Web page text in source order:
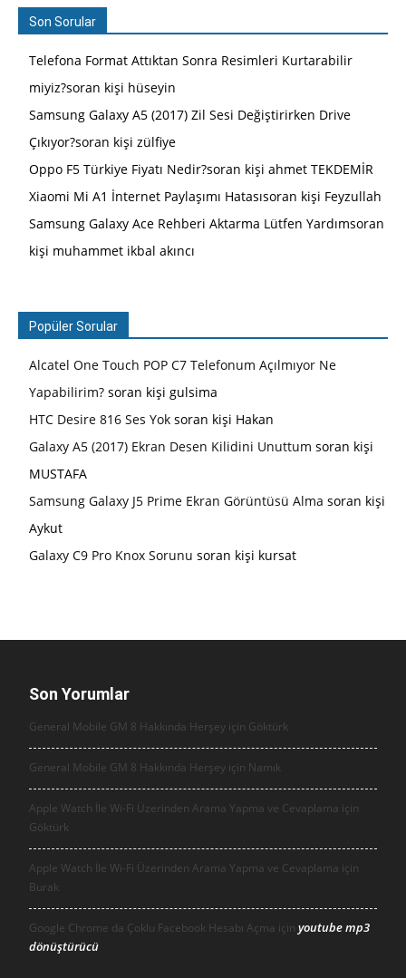
Son Sorular
Telefona Format Attıktan Sonra Resimleri Kurtarabilir
miyiz?soran kişi hüseyin
Samsung Galaxy A5 (2017) Zil Sesi Değiştirirken Drive
Çıkıyor?soran kişi zülfiye
Oppo F5 Türkiye Fiyatı Nedir?soran kişi ahmet TEKDEMİR
Xiaomi Mi A1 İnternet Paylaşımı Hatasısoran kişi Feyzullah
Samsung Galaxy Ace Rehberi Aktarma Lütfen Yardımsoran
kişi muhammet ikbal akıncı
Popüler Sorular
Alcatel One Touch POP C7 Telefonum Açılmıyor Ne
Yapabilirim? soran kişi gulsima
HTC Desire 816 Ses Yok soran kişi Hakan
Galaxy A5 (2017) Ekran Desen Kilidini Unuttum soran kişi
MUSTAFA
Samsung Galaxy J5 Prime Ekran Görüntüsü Alma soran kişi
Aykut
Galaxy C9 Pro Knox Sorunu soran kişi kursat
Son Yorumlar
General Mobile GM 8 Hakkında Herşey için Göktürk
General Mobile GM 8 Hakkında Herşey için Namık
Apple Watch İle Wi-Fi Üzerinden Arama Yapma ve Cevaplama için
Göktürk
Apple Watch İle Wi-Fi Üzerinden Arama Yapma ve Cevaplama için
Burak
Google Chrome da Çoklu Facebook Hesabı Açma için youtube mp3
dönüştürücü